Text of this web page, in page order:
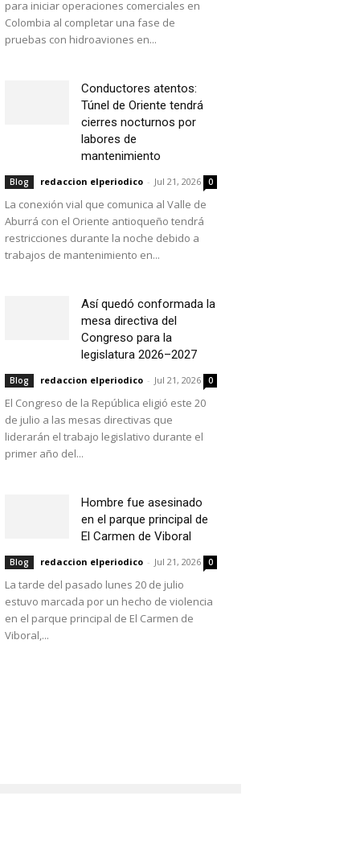
para iniciar operaciones comerciales en
Colombia al completar una fase de
pruebas con hidroaviones en...
Conductores atentos:
Túnel de Oriente tendrá
cierres nocturnos por
labores de
mantenimiento
Blog redaccion elperiodico - Jul 21, 2026 0
La conexión vial que comunica al Valle de
Aburrá con el Oriente antioqueño tendrá
restricciones durante la noche debido a
trabajos de mantenimiento en...
Así quedó conformada la
mesa directiva del
Congreso para la
legislatura 2026–2027
Blog redaccion elperiodico - Jul 21, 2026 0
El Congreso de la República eligió este 20
de julio a las mesas directivas que
liderarán el trabajo legislativo durante el
primer año del...
Hombre fue asesinado
en el parque principal de
El Carmen de Viboral
Blog redaccion elperiodico - Jul 21, 2026 0
La tarde del pasado lunes 20 de julio
estuvo marcada por un hecho de violencia
en el parque principal de El Carmen de
Viboral,...